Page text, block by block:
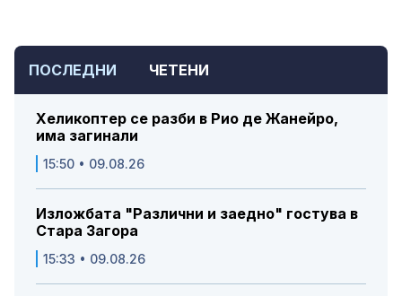
ПОСЛЕДНИ ЧЕТЕНИ
Хеликоптер се разби в Рио де Жанейро,
има загинали
15:50 • 09.08.26
Изложбата "Различни и заедно" гостува в
Стара Загора
15:33 • 09.08.26